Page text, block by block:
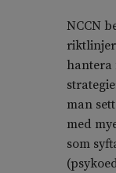
NCCN
hantera
man
med
som